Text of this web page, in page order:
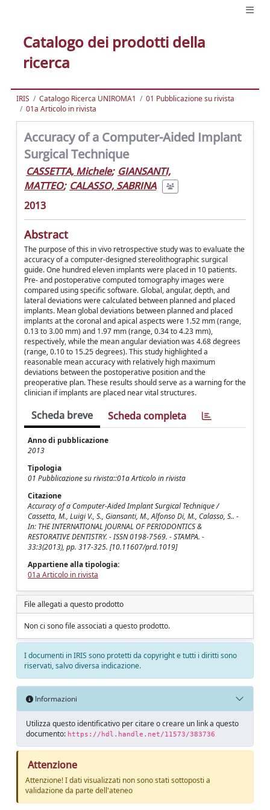
Catalogo dei prodotti della
ricerca
IRIS Catalogo Ricerca UNIROMA1
01 Pubblicazione su rivista
01a Articolo in rivista
Accuracy of a Computer-Aided Implant
Surgical Technique
CASSETTA, Michele; GIANSANTI,
MATTEO; CALASSO, SABRINA
2013
Abstract
The purpose of this in vivo retrospective study was to evaluate the
accuracy of a computer-designed stereolithographic surgical
guide. One hundred eleven implants were placed in 10 patients.
Pre- and postoperative computed tomography images were
compared using specific software. Global, angular, depth, and
lateral deviations were calculated between planned and placed
implants. Mean global deviations between planned and placed
implants at the coronal and apical aspects were 1.52 mm (range,
0.13 to 3.00 mm) and 1.97 mm (range, 0.34 to 4.23 mm),
respectively, while the mean angular deviation was 4.68 degrees
(range, 0.10 to 15.25 degrees). This study highlighted a
reasonable mean accuracy with relatively high maximum
deviations between the postoperative position and the
preoperative plan. These results should serve as a warning for the
clinician if implants are placed near vital structures.
Scheda breve Scheda completa
Anno di pubblicazione
2013
Tipologia
01 Pubblicazione su rivista::01a Articolo in rivista
Citazione
Accuracy of a Computer-Aided Implant Surgical Technique /
Cassetta, M., Luigi V., S., Giansanti, M., Alfonso Di, M., Calasso, S.. -
In: THE INTERNATIONAL JOURNAL OF PERIODONTICS &
RESTORATIVE DENTISTRY. - ISSN 0198-7569. - STAMPA. -
33:3(2013), pp. 317-325. [10.11607/prd.1019]
Appartiene alla tipologia:
01a Articolo in rivista
File allegati a questo prodotto
Non ci sono file associati a questo prodotto.
I documenti in IRIS sono protetti da copyright e tutti i diritti sono
riservati, salvo diversa indicazione.
Informazioni
Utilizza questo identificativo per citare o creare un link a questo
documento: https://hdl.handle.net/11573/383736
Attenzione
Attenzione! I dati visualizzati non sono stati sottoposti a
validazione da parte dell'ateneo